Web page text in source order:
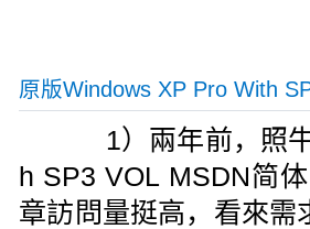
原版Windows XP Pro With
1）兩年前，照牛
h SP3 VOL MSDN简
章訪問量挺高，看來需